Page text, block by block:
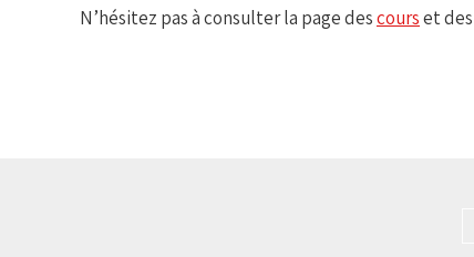
N’hésitez pas à consulter la page descourset des